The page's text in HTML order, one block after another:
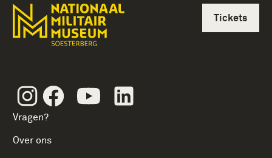
InstagramFacebookYoutube
Vragen?
Over ons
Tickets